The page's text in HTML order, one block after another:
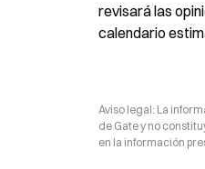
revisará las
calendario
Aviso legal: La
de Gate y no
en la información